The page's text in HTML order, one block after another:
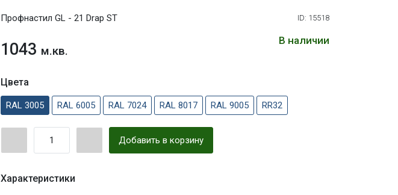
Профнастил GL - 21 Drap ST ID: 15518
В наличии
1043 м.кв.
Цвета
RAL 3005 RAL 6005 RAL 7024 RAL 8017 RAL 9005 RR32
Добавить в корзину
Характеристики